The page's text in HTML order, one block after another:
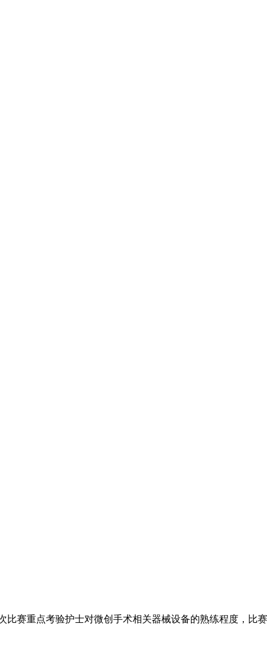
赛重点考验护士对微创手术相关器械设备的熟练程度，比赛